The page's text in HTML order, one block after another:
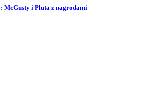
McGusty i Pluta z nagrodami